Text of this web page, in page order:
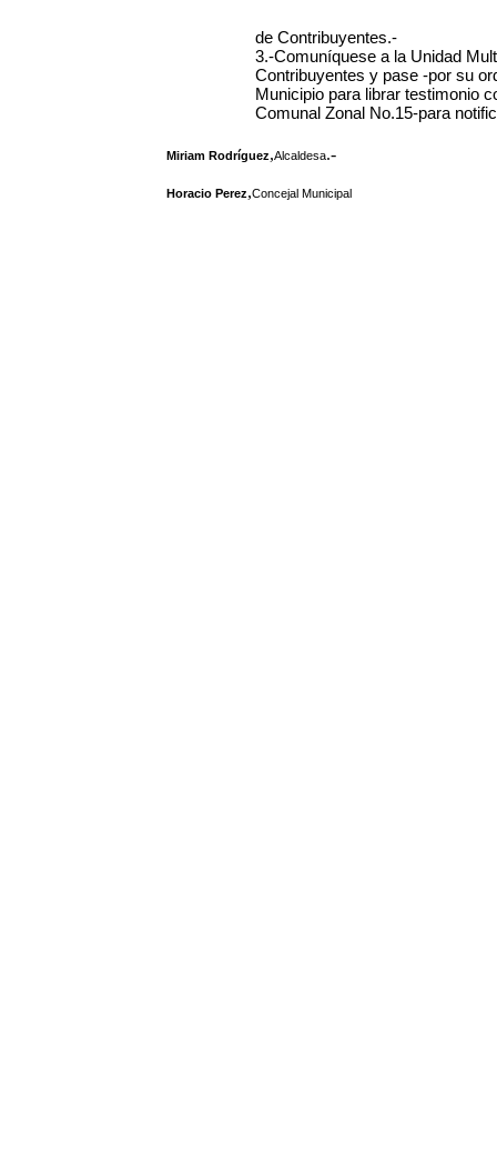
de Contribuyentes.-
3.-Comuníquese a la Unidad
Contribuyentes y pase -por su
Municipio para librar testimonio
Comunal Zonal No.15-para
Miriam Rodríguez,Alcaldesa.-
Horacio Perez,Concejal Municipal